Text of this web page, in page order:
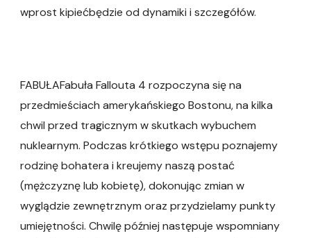
wprost kipiećbędzie od dynamiki i szczegółów.
FABUŁAFabuła Fallouta 4 rozpoczyna się na
przedmieściach amerykańskiego Bostonu, na kilka
chwil przed tragicznym w skutkach wybuchem
nuklearnym. Podczas krótkiego wstępu poznajemy
rodzinę bohatera i kreujemy naszą postać
(mężczyznę lub kobietę), dokonując zmian w
wyglądzie zewnętrznym oraz przydzielamy punkty
umiejętności. Chwilę później następuje wspomniany